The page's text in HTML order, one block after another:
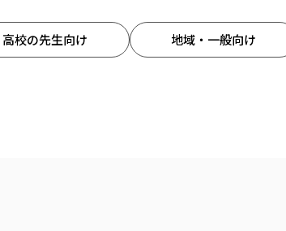
高校の先生向け 地域・一般向け